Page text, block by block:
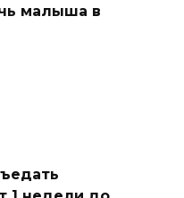
малыша в